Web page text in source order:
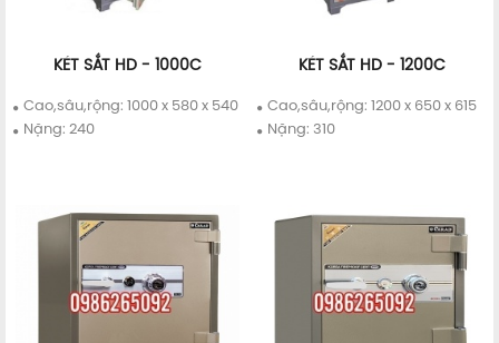
KÉT SẮT HD - 1000C
Cao,sâu,rộng: 1000 x 580 x 540
Nặng: 240
KÉT SẮT HD - 1200C
Cao,sâu,rộng: 1200 x 650 x 615
Nặng: 310